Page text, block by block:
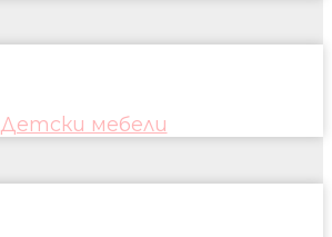
Детски мебели